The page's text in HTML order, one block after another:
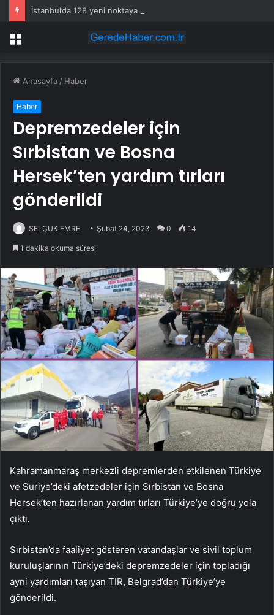
İstanbul’da 128 yeni noktaya daha EDS geliyor
Menü
Anasayfa / Haber
Haber
Depremzedeler için
Sırbistan ve Bosna
Hersek’ten yardım tırları
gönderildi
SELÇUK EMRE Şubat 24, 2023 0 14
1 dakika okuma süresi
Kahramanmaraş merkezli depremlerden etkilenen Türkiye
ve Suriye’deki afetzedeler için Sırbistan ve Bosna
Hersek’ten hazırlanan yardım tırları Türkiye’ye doğru yola
çıktı.
Sırbistan’da faaliyet gösteren vatandaşlar ve sivil toplum
kuruluşlarının Türkiye’deki depremzedeler için topladığı
ayni yardımları taşıyan TIR, Belgrad’dan Türkiye’ye
gönderildi.